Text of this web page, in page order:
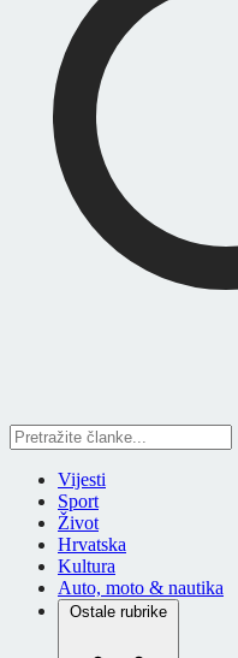
Vijesti
Sport
Život
Hrvatska
Kultura
Auto, moto & nautika
Ostale rubrike